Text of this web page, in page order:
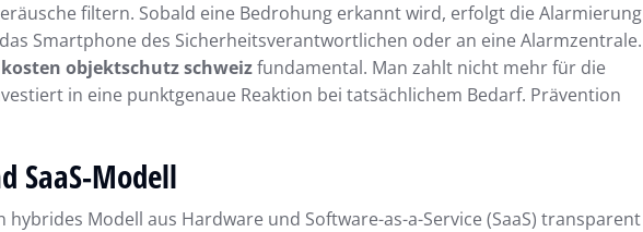
filtern. Sobald eine Bedrohung erkannt wird, erfolgt die Alarmierung
Smartphone des Sicherheitsverantwortlichen oder an eine Alarmzentrale.
kosten objektschutz schweizfundamental. Man zahlt nicht mehr für die
in eine punktgenaue Reaktion bei tatsächlichem Bedarf. Prävention
SaaS-Modell
Modell aus Hardware und Software-as-a-Service (SaaS) transparent